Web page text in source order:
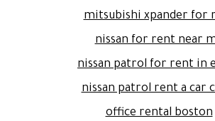
mitsubishi xpander for
nissan for rent near
nissan patrol for rent in
nissan patrol rent a car
office rental boston